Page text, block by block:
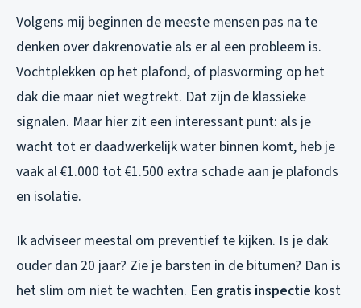
Volgens mij beginnen de meeste mensen pas na te
denken over dakrenovatie als er al een probleem is.
Vochtplekken op het plafond, of plasvorming op het
dak die maar niet wegtrekt. Dat zijn de klassieke
signalen. Maar hier zit een interessant punt: als je
wacht tot er daadwerkelijk water binnen komt, heb je
vaak al €1.000 tot €1.500 extra schade aan je plafonds
en isolatie.
Ik adviseer meestal om preventief te kijken. Is je dak
ouder dan 20 jaar? Zie je barsten in de bitumen? Dan is
het slim om niet te wachten. Een gratis inspectie kost